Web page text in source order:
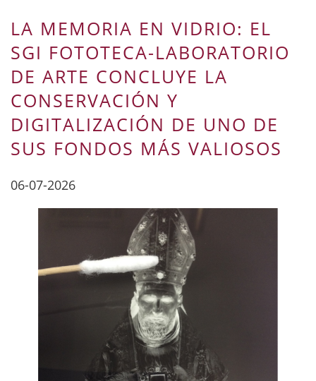
LA MEMORIA EN VIDRIO: EL
SGI FOTOTECA-LABORATORIO
DE ARTE CONCLUYE LA
CONSERVACIÓN Y
DIGITALIZACIÓN DE UNO DE
SUS FONDOS MÁS VALIOSOS
06-07-2026